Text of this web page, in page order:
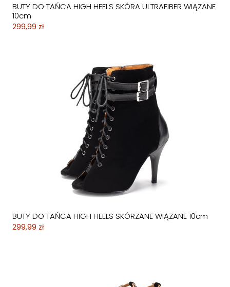
BUTY DO TAŃCA HIGH HEELS SKÓRA ULTRAFIBER WIĄZANE
10cm
299,99 zł
BUTY DO TAŃCA HIGH HEELS SKÓRZANE WIĄZANE 10cm
299,99 zł